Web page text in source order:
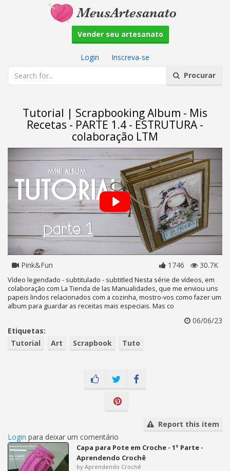
Vender seu artesanato
Login
Inscreva-se
Procurar
Tutorial | Scrapbooking Album - Mis
Recetas - PARTE 1.4 - ESTRUTURA -
colaboração LTM
Pink&Fun 1746 30.7K
Vídeo legendado - subtitulado - subtitled Nesta série de vídeos, em
colaboração com La Tienda de las Manualidades, que me enviou uns
papeis lindos relacionados com a cozinha, mostro-vos como fazer um
album para guardar as receitas mais especiais. Mas co
06/06/23
Etiquetas:
Tutorial
Art Scrapbook Tuto
Report this item
Login para deixar um comentário
Capa para Pote em Croche - 1º Parte -
Aprendendo Crochê
by Aprendendo Crochê